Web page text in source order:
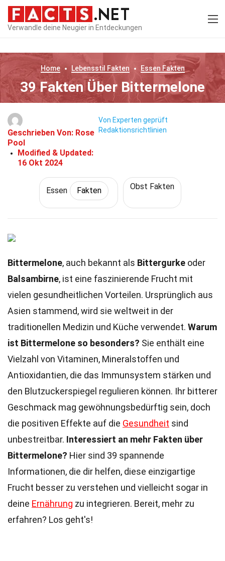
Verwandle deine Neugier in Entdeckungen
Home Lebensstil Fakten Essen Fakten
39 Fakten Über Bittermelone
Geschrieben Von: Rose
Pool
Modified & Updated:
16 Okt 2024
Von Experten geprüft
Redaktionsrichtlinien
Essen Fakten Obst Fakten
Bittermelone, auch bekannt als Bittergurke oder
Balsambirne, ist eine faszinierende Frucht mit
vielen gesundheitlichen Vorteilen. Ursprünglich aus
Asien stammend, wird sie weltweit in der
traditionellen Medizin und Küche verwendet. Warum
ist Bittermelone so besonders? Sie enthält eine
Vielzahl von Vitaminen, Mineralstoffen und
Antioxidantien, die das Immunsystem stärken und
den Blutzuckerspiegel regulieren können. Ihr bitterer
Geschmack mag gewöhnungsbedürftig sein, doch
die positiven Effekte auf die Gesundheit sind
unbestreitbar. Interessiert an mehr Fakten über
Bittermelone? Hier sind 39 spannende
Informationen, die dir helfen, diese einzigartige
Frucht besser zu verstehen und vielleicht sogar in
deine Ernährung zu integrieren. Bereit, mehr zu
erfahren? Los geht's!